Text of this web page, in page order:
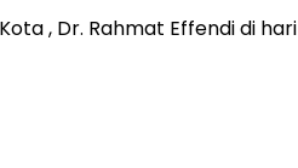
, Dr. Rahmat Effendi di hari